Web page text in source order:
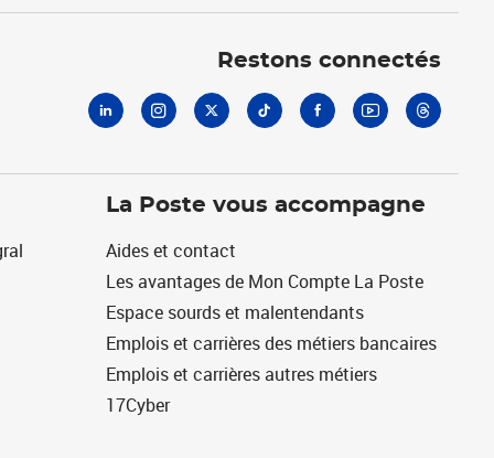
Restons connectés
La Poste vous accompagne
Aides et contact
Les avantages de Mon Compte La Poste
Espace sourds et malentendants
Emplois et carrières des métiers bancaires
Emplois et carrières autres métiers
17Cyber